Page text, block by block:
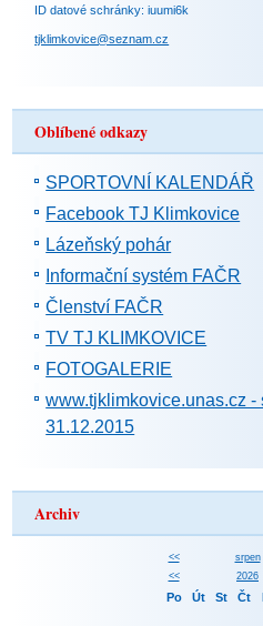
ID datové schránky: iuumi6k
tjklimkovice@seznam.cz
Oblíbené odkazy
SPORTOVNÍ KALENDÁŘ
Facebook TJ Klimkovice
Lázeňský pohár
Informační systém FAČR
Členství FAČR
TV TJ KLIMKOVICE
FOTOGALERIE
www.tjklimkovice.unas.cz -
31.12.2015
Archiv
<< srpen
<<
2026
Po Út St Čt